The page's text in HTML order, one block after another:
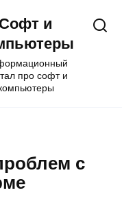
Софт и
про софт и
с